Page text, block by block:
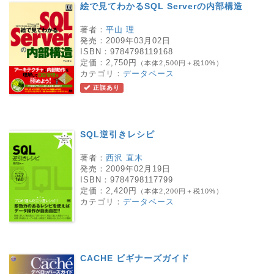
絵で見てわかるSQL Serverの内部構造
著者： 平山 理
発売： 2009年03月02日
ISBN： 9784798119168
定価： 2,750円 （本体2,500円＋税10%）
カテゴリ： データベース
正誤あり
SQL逆引きレシピ
著者： 西沢 直木
発売： 2009年02月19日
ISBN： 9784798117799
定価： 2,420円 （本体2,200円＋税10%）
カテゴリ： データベース
CACHE ビギナーズガイド